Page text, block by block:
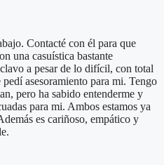
Contacté con él para que
una casuística bastante
a pesar de lo difícil, con total
asesoramiento para mi. Tengo
pero ha sabido entenderme y
para mi. Ambos estamos ya
es cariñoso, empático y